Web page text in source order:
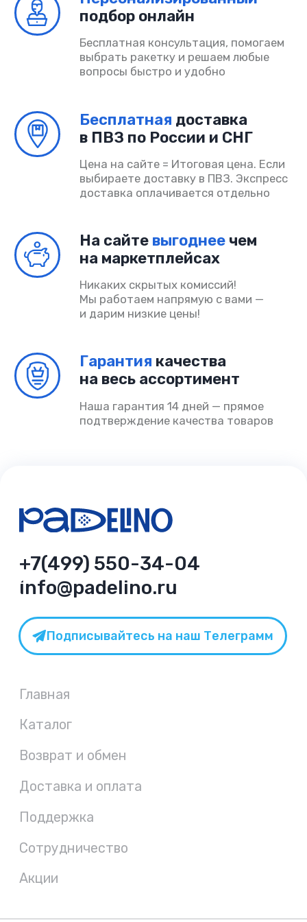
Согласие на обработку
ИП Шмакова Алина Владимировна
ОГРНИП 325080000034032
ИНН 504318685090